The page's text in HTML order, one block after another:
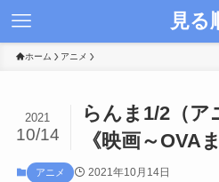
見る
ホーム アニメ
らんま1/2（ア
《映画～OVA
2021
10/14
アニメ 2021年10月14日